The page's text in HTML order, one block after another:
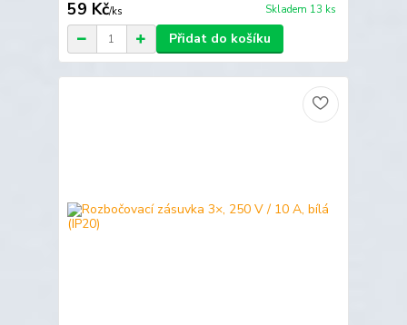
59 Kč/ks Skladem 13 ks
Přidat do košíku